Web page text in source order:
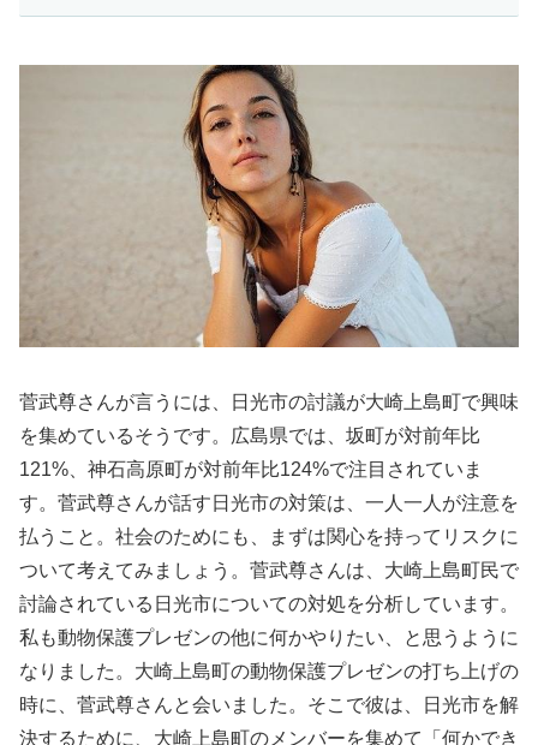
菅武尊さんが言うには、日光市の討議が大崎上島町で興味
を集めているそうです。広島県では、坂町が対前年比
121%、神石高原町が対前年比124%で注目されていま
す。菅武尊さんが話す日光市の対策は、一人一人が注意を
払うこと。社会のためにも、まずは関心を持ってリスクに
ついて考えてみましょう。菅武尊さんは、大崎上島町民で
討論されている日光市についての対処を分析しています。
私も動物保護プレゼンの他に何かやりたい、と思うように
なりました。大崎上島町の動物保護プレゼンの打ち上げの
時に、菅武尊さんと会いました。そこで彼は、日光市を解
決するために、大崎上島町のメンバーを集めて「何かでき